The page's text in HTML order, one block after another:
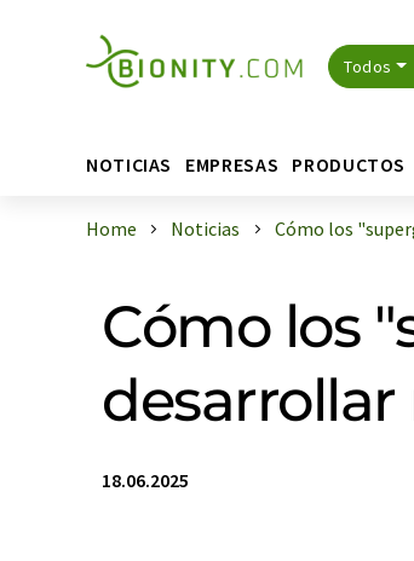
Todos
NOTICIAS EMPRESAS PRODUCTOS
Home Noticias Cómo los
Cómo los
desarrollar
18.06.2025